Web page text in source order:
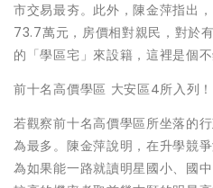
市交易最夯。此外，陳金萍指出
73.7萬元，房價相對親民，對於
的「學區宅」來設籍，這裡是個不
前十名高價學區 大安區4所入列！
若觀察前十名高價學區所坐落的
為最多。陳金萍說明，在升學競
為如果能一路就讀明星國小、國